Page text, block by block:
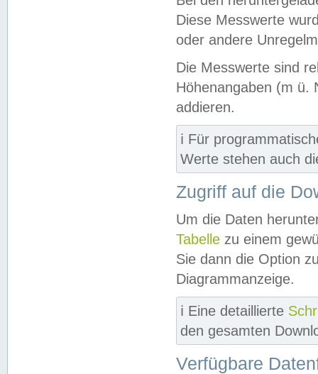
Diese Messwerte
oder andere
Die Messwerte sind
Höhenangaben (m ü.
addieren.
ℹ️ Für
Werte stehen auch
Zugriff auf die
Um die Daten
Tabelle zu einem
Sie dann die Option
Diagrammanzeige.
ℹ️ Eine detaillierte
den gesamten
Verfügbare